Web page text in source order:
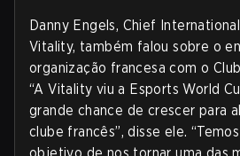
Danny Engels, Chief
Vitality, também falou sobre o
organização francesa com o
“A Vitality viu a Esports World
grande chance de crescer para
clube francês”, disse ele.